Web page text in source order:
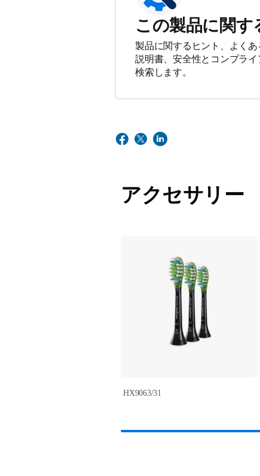
この製品に関す
製品に関するヒント、よく
説明書、安全性とコンプラ
検索します。
アクセサリー
HX9063/31